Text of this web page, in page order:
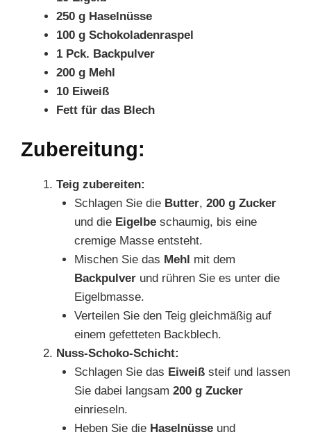
250 g Haselnüsse
100 g Schokoladenraspel
1 Pck. Backpulver
200 g Mehl
10 Eiweiß
Fett für das Blech
Zubereitung:
Teig zubereiten:
Schlagen Sie die Butter, 200 g Zucker
und die Eigelbeschaumig, bis eine
cremige Masse entsteht.
Mischen Sie das Mehl mit dem
Backpulverund rühren Sie es unter die
Eigelbmasse.
Verteilen Sie den Teig gleichmäßig auf
einem gefetteten Backblech.
Nuss-Schoko-Schicht:
Schlagen Sie das Eiweißsteif und lassen
Sie dabei langsam 200 g Zucker
einrieseln.
Heben Sie die Haselnüsseund